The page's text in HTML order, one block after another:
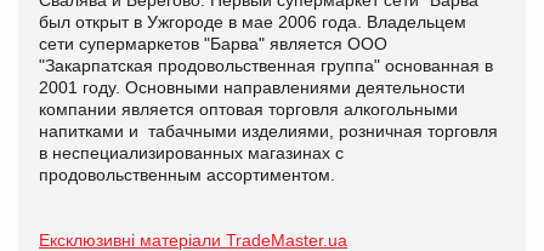
был открыт в Ужгороде в мае 2006 года.
Владельцем
сети супермаркетов "Барва" является ООО
"Закарпатская продовольственная группа" основанная в
2001 году. Основными направлениями деятельности
компании является оптовая торговля алкогольными
напитками и табачными изделиями, розничная торговля
в неспециализированных магазинах с
продовольственным ассортиментом.
Ексклюзивні матеріали TradeMaster.ua